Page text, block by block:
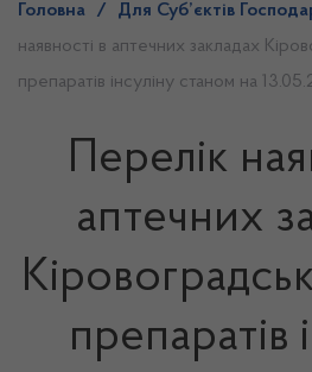
Головна / Для Суб’єктів
наявності в аптечних закладах
препаратів інсуліну станом на
Перелік
аптечних
препаратів